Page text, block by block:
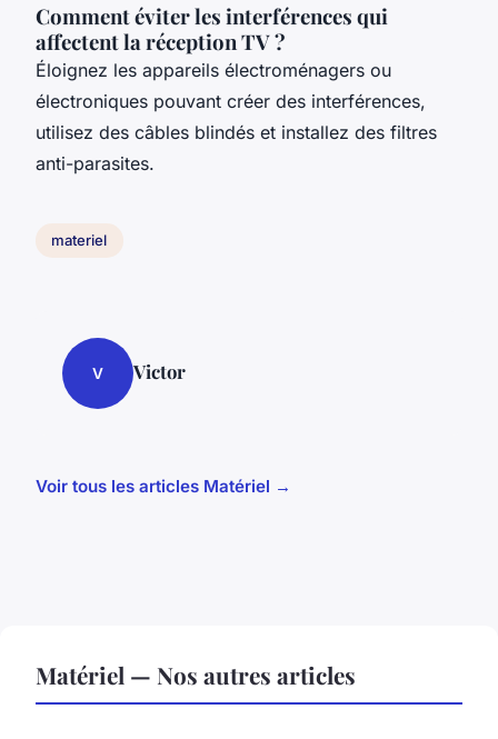
Comment éviter les interférences qui
affectent la réception TV ?
Éloignez les appareils électroménagers ou
électroniques pouvant créer des interférences,
utilisez des câbles blindés et installez des filtres
anti-parasites.
materiel
V Victor
Voir tous les articles Matériel →
Matériel — Nos autres articles